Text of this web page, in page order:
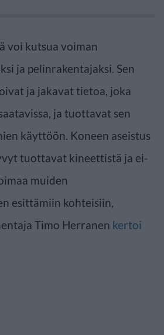
voi kutsua voiman
ja pelinrakentajaksi. Sen
ja jakavat tietoa, joka
ja tuottavat sen
käyttöön. Koneen aseistus
tuottavat kineettistä ja ei-
muiden
esittämiin kohteisiin,
Timo Herranen kertoi